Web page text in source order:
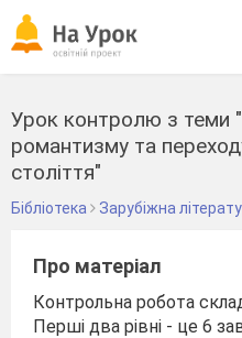
Урок контролю з теми
романтизму та
століття"
Бібліотека Зарубіжна
Про матеріал
Контрольна робота
Перші два рівні - це 6